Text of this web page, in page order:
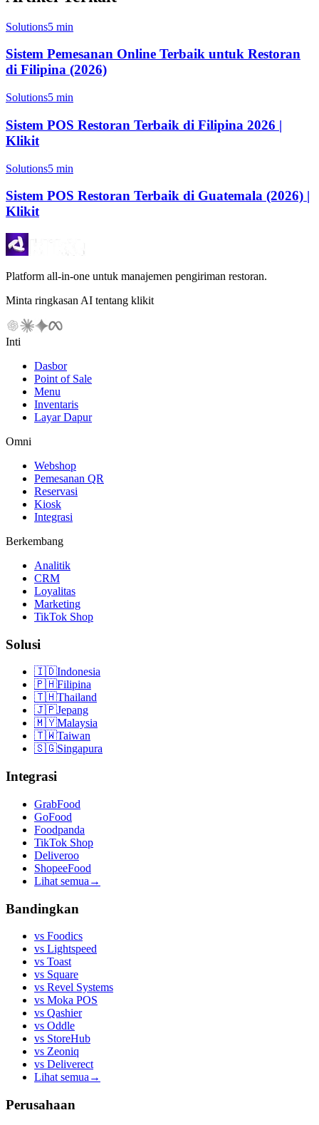
Solutions5 min
Sistem Pemesanan Online Terbaik untuk Restoran
di Filipina (2026)
Solutions5 min
Sistem POS Restoran Terbaik di Filipina 2026 |
Klikit
Solutions5 min
Sistem POS Restoran Terbaik di Guatemala (2026) |
Klikit
Platform all-in-one untuk manajemen pengiriman restoran.
Minta ringkasan AI tentang klikit
Inti
Dasbor
Point of Sale
Menu
Inventaris
Layar Dapur
Omni
Webshop
Pemesanan QR
Reservasi
Kiosk
Integrasi
Berkembang
Analitik
CRM
Loyalitas
Marketing
TikTok Shop
Solusi
🇮🇩Indonesia
🇵🇭Filipina
🇹🇭Thailand
🇯🇵Jepang
🇲🇾Malaysia
🇹🇼Taiwan
🇸🇬Singapura
Integrasi
GrabFood
GoFood
Foodpanda
TikTok Shop
Deliveroo
ShopeeFood
Lihat semua →
Bandingkan
vs Foodics
vs Lightspeed
vs Toast
vs Square
vs Revel Systems
vs Moka POS
vs Qashier
vs Oddle
vs StoreHub
vs Zeoniq
vs Deliverect
Lihat semua →
Perusahaan